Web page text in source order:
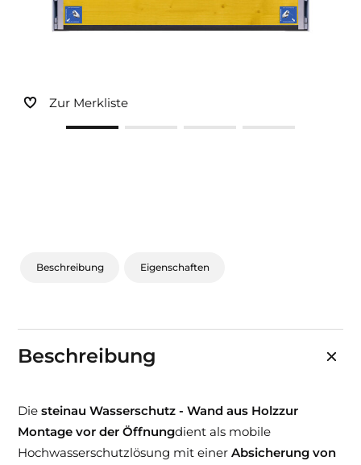
Sonnen- und Insektenschutz
Dachboden­treppen
Zur Merkliste
Beschreibung Eigenschaften
Beschreibung
Diesteinau Wasserschutz - Wand aus Holzzur
Montage vor der Öffnungdient als mobile
Hochwasserschutzlösung mit einerAbsicherung von